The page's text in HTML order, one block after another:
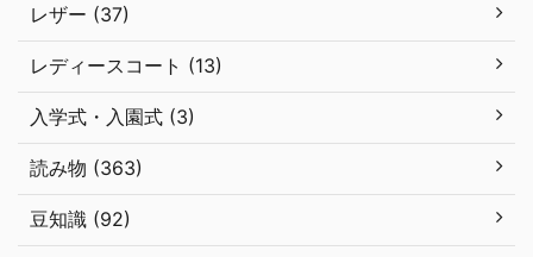
レザー (37)
レディースコート (13)
入学式・入園式 (3)
読み物 (363)
豆知識 (92)